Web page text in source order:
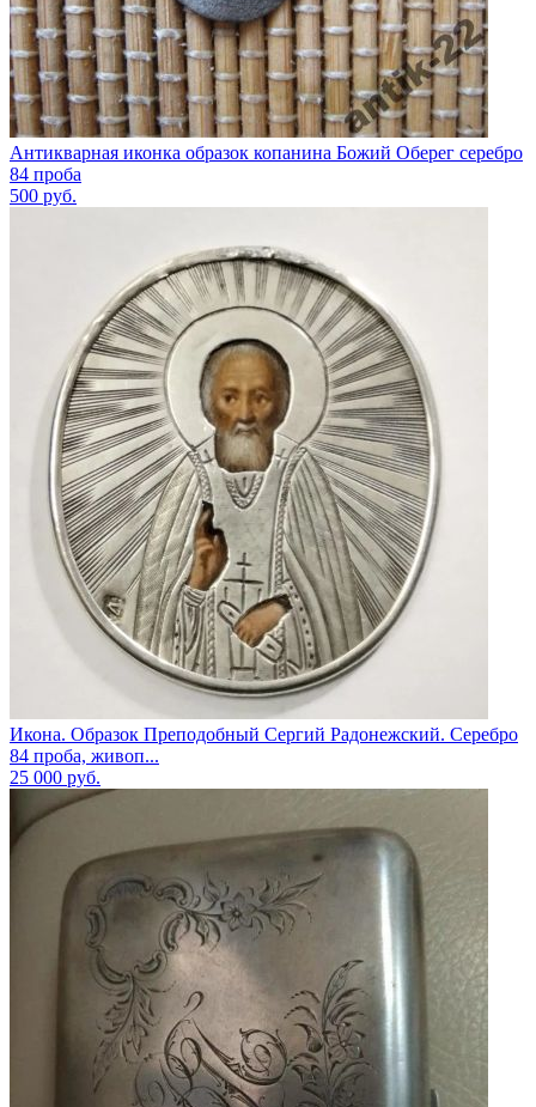
Антикварная иконка образок копанина Божий Оберег серебро
84 проба
500 руб.
Икона. Образок Преподобный Сергий Радонежский. Серебро
84 проба, живоп...
25 000 руб.